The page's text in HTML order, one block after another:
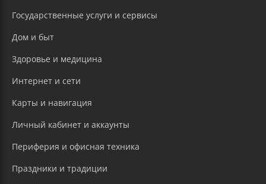
Государственные услуги и сервисы
Дом и быт
Здоровье и медицина
Интернет и сети
Карты и навигация
Личный кабинет и аккаунты
Периферия и офисная техника
Праздники и традиции